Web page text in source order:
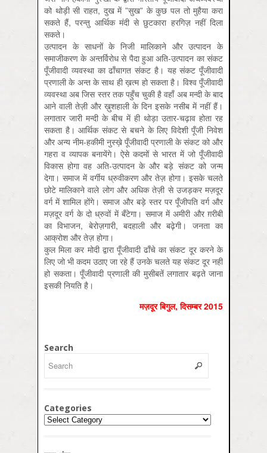
को थोड़ी सी राहत, दुख में ”सुख” के कुछ पल तो मुहैया करा
सकते हैं, परन्तु आर्थिक मंदी से छुटकारा हरगिज़ नहीं दिला
सकते।
उत्पादन के साधनों के निजी मालिकाने और उत्पादन के
समाजीकरण के अन्तर्विरोध से पैदा हुआ अति-उत्पादन का संकट
पूँजीवादी व्यवस्था का ढाँचागत संकट है। यह संकट पूँजीवादी
प्रणाली के अन्‍त के साथ ही ख़त्म हो सकता है। विश्व पूँजीवादी
व्यवस्था अब जिस स्तर तक पहुँच चुकी है वहाँ अब मन्‍दी के बाद
आने वाली तेज़ी और ख़ुशहाली के दिन इसके नसीब में नहीं हैं।
लगातार जारी मन्‍दी के बीच में ही थोड़ा उतार-चढ़ाव होता रह
सकता है। आर्थिक संकट से बचने के लिए विदेशी पूँजी निवेश
और अन्य नीम-हकीमी नुस्ख़े पूँजीवादी प्रणाली के संकट को और
गहरा व व्यापक बनायेंगे। ऐसे कदमों से भारत में जो पूँजीवादी
विकास होगा वह अति-उत्पादन के और बड़े संकट को जन्म
देगा। समाज में वर्गीय ध्रुवीकरण और तेज़ होगा। इसके चलते
छोटे मालिकाने वाले लोग और अधिक तेज़ी से उजड़कर मज़दूर
वर्ग में शामिल होंगे। समाज और बड़े स्तर पर पूँजीपति वर्ग और
मज़दूर वर्ग के दो ध्रुवों में बँटेगा। समाज में अमीरी और ग़रीबी
का विभाजन, बेरोज़गारी, बदहाली और बढ़ेगी। जनता का
आक्रोश और तेज़ होगा।
कुल मिला कर मोदी द्वारा पूँजीवादी ढाँचे का संकट दूर करने के
लिए जो भी कदम उठाए जा रहे हैं उनके चलते यह संकट दूर नहीं
हो सकता। पूँजीवादी प्रणाली की मुसीबतें लगातार बढ़ते जाना
इसकी नियति है।
मज़दूर बिगुल,दिसम्‍बर2015
Search
Categories
Categories